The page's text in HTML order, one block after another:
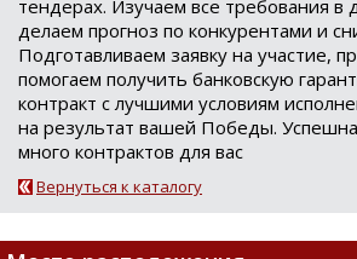
тендерах. Изучаем все требования в
делаем прогноз по конкурентами и
Подготавливаем заявку на участие,
помогаем получить банковскую
контракт с лучшими условиям
на результат вашей Победы.
много контрактов для вас
Вернуться к каталогу